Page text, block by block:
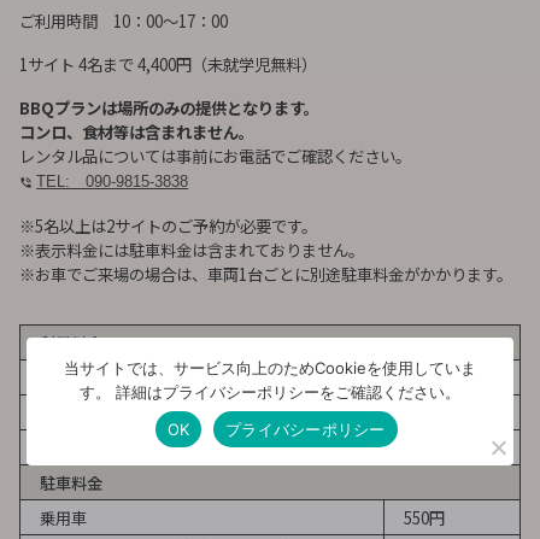
ご利用時間 10：00～17：00
1サイト 4名まで 4,400円（未就学児無料）
BBQプランは場所のみの提供となります。
コンロ、食材等は含まれません。
レンタル品については事前にお電話でご確認ください。
TEL: 090-9815-3838
※5名以上は2サイトのご予約が必要です。
※表示料金には駐車料金は含まれておりません。
※お車でご来場の場合は、車両1台ごとに別途駐車料金がかかります。
利用料金
1サイト 4名まで（未就学児無料）
駐車料金
乗用車
550円
当サイトでは、サービス向上のためCookieを使用していま
す。 詳細はプライバシーポリシーをご確認ください。
OK
プライバシーポリシー